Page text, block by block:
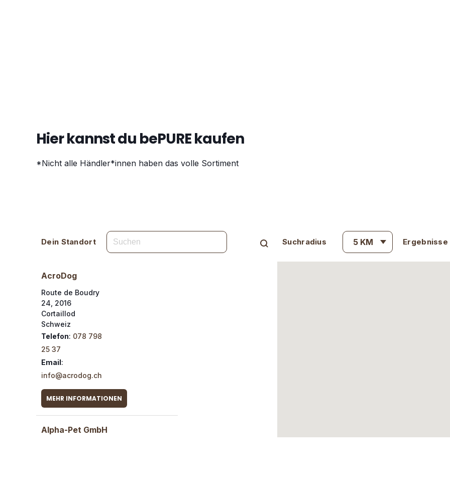
Hier kannst du bePURE kaufen
*Nicht alle Händler*innen haben das volle Sortiment
Dein Standort Suchradius 5 KM Ergebnisse
AcroDog
Route de Boudry
24, 2016
Cortaillod
Schweiz
Telefon: 078 798
25 37
Email:
info@acrodog.ch
MEHR INFORMATIONEN
Alpha-Pet GmbH